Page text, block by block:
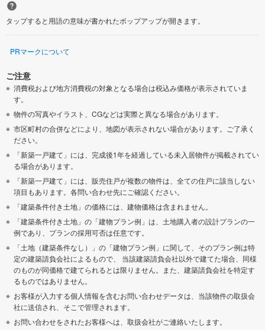
タップすると用語の意味が書かれたポップアップが開きます。
PRマークについて
ご注意
消費税および地方消費税の対象となる場合は税込み価格が表示されていま
す。
物件の写真やイラスト、CGなどは実際と異なる場合があります。
市区町村の合併などにより、地図が表示されない場合があります。ご了承く
ださい。
「新築一戸建て」には、完成後1年を経過している未入居物件が掲載されてい
る場合があります。
「新築一戸建て」には、販売住戸が複数の物件は、全ての住戸に該当しない
項目もあります。各問い合わせ先にご確認ください。
「建築条件付き土地」の価格には、建物価格は含まれません。
「建築条件付き土地」の「建物プラン例」は、土地購入者の設計プランの一
例であり、プランの採用可否は任意です。
「土地（建築条件なし）」の「建物プラン例」に関して、そのプラン例は特
定の建築請負会社によるもので、 当該建築請負会社以外で建てた場合、同様
のものが同価格で建てられるとは限りません。また、建築請負会社を特定す
るものではありません。
お客様が入力する個人情報を含むお問い合わせデータは、当該物件の取扱会
社に送信され、そこで管理されます。
お問い合わせをされたお客様へは、取扱会社がご連絡いたします。